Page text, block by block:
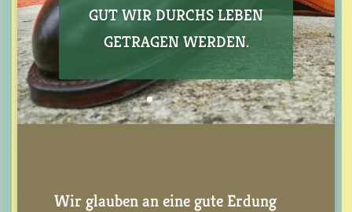
GUT WIR DURCHS LEBEN
GETRAGEN WERDEN.
Wir glauben an eine gute Erdung